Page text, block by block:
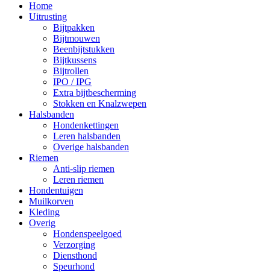
Home
Uitrusting
Bijtpakken
Bijtmouwen
Beenbijtstukken
Bijtkussens
Bijtrollen
IPO / IPG
Extra bijtbescherming
Stokken en Knalzwepen
Halsbanden
Hondenkettingen
Leren halsbanden
Overige halsbanden
Riemen
Anti-slip riemen
Leren riemen
Hondentuigen
Muilkorven
Kleding
Overig
Hondenspeelgoed
Verzorging
Diensthond
Speurhond